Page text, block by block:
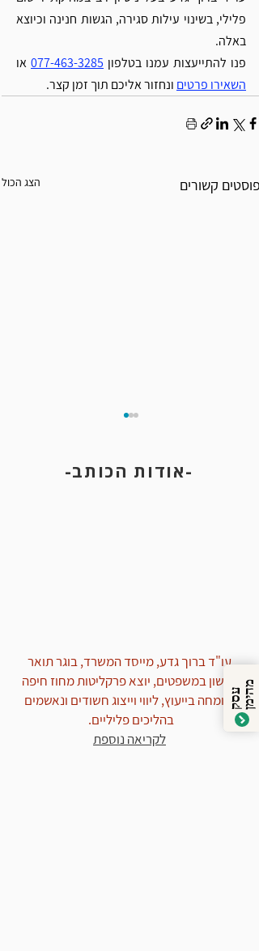
באלה.
פנו להתייעצות עמנו בטלפון 077-463-3285 או
השאירו פרטים ונחזור אליכם תוך זמן קצר.
פוסטים קשורים הצג הכול
-אודות הכותב-
עו"ד ברוך גדע, מייסד המשרד, בוגר תואר
ראשון במשפטים, יוצא פרקליטות מחוז חיפה
ומומחה בייעוץ, ליווי וייצוג חשודים ונאשמים
בהליכים פליליים.
לקריאה נוספת
ע
ס
ק מ ה
י
מ ן